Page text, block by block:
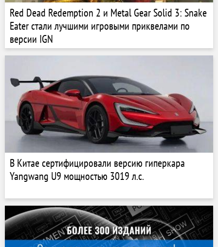
Red Dead Redemption 2 и Metal Gear Solid 3: Snake
Eater стали лучшими игровыми приквелами по
версии IGN
В Китае сертифицировали версию гиперкара
Yangwang U9 мощностью 3019 л.с.